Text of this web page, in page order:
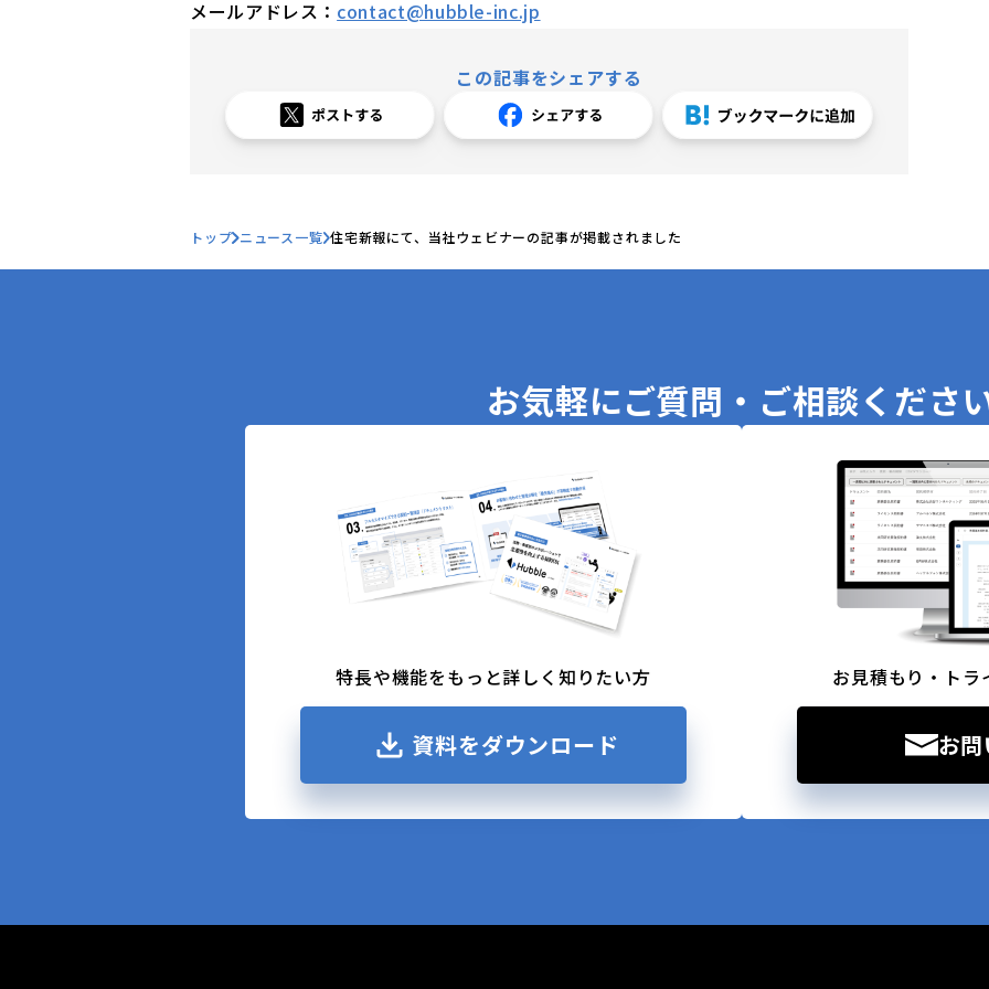
メールアドレス： contact@hubble-inc.jp
この記事をシェアする
トップ ニュース一覧 住宅新報にて、当社ウェビナーの記事が掲載されました
お気軽にご質問・ご相談くださ
特長や機能をもっと詳しく知りたい方
資料をダウンロード
お見積もり・ト
お